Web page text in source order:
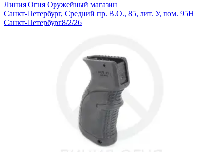
Линия Огня Оружейный магазин
Санкт-Петербург, Средний пр. В.О., 85, лит. У, пом. 95Н
Санкт-Петербург8/2/26